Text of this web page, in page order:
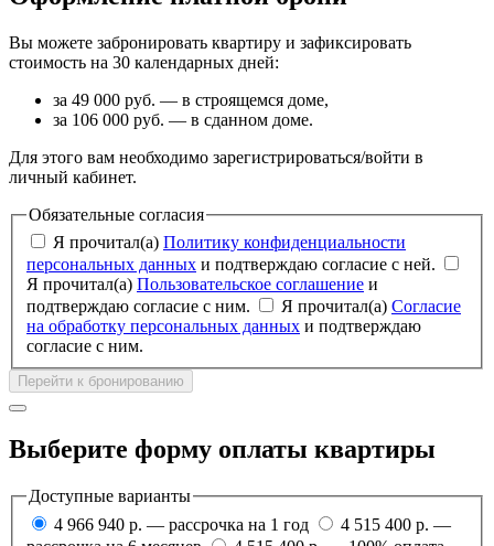
Вы можете забронировать квартиру и зафиксировать
стоимость на 30 календарных дней:
за 49 000 руб. — в строящемся доме,
за 106 000 руб. — в сданном доме.
Для этого вам необходимо зарегистрироваться/войти в
личный кабинет.
Обязательные согласия
Я прочитал(а) Политику конфиденциальности
персональных данных и подтверждаю согласие с ней.
Я прочитал(а) Пользовательское соглашение
подтверждаю согласие с ним.
Я прочитал(а) Согласие
на обработку персональных данных
согласие с ним.
Перейти к бронированию
Выберите форму оплаты квартиры
Доступные варианты
4 966 940 р. — рассрочка на 1 год
4 515 400 р. —